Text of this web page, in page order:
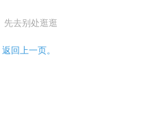
先去别处逛逛
返回上一页。